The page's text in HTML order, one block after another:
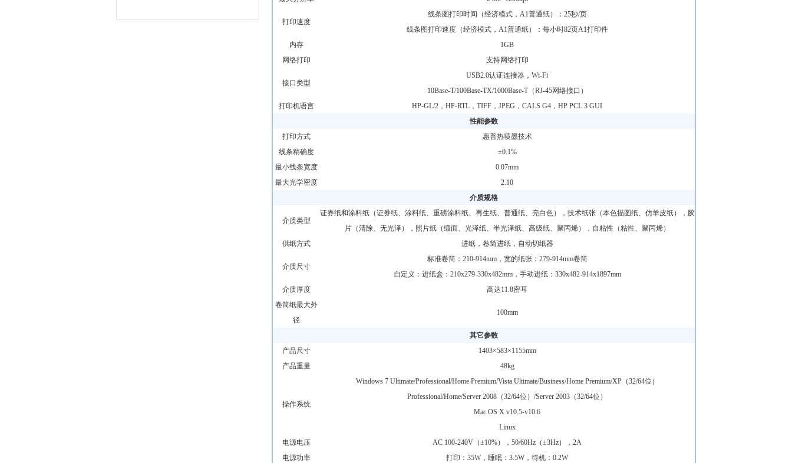
打印速度
线条图打印时间（经济模式，A1普通纸）：25秒/页
线条图打印速度（经济模式，A1普通纸）：每小时82页A1打印件
内存
1GB
网络打印
支持网络打印
接口类型
USB2.0认证连接器，Wi-Fi
10Base-T/100Base-TX/1000Base-T（RJ-45网络接口）
打印机语言
HP-GL/2，HP-RTL，TIFF，JPEG，CALS G4，HP PCL 3 GUI
性能参数
打印方式
惠普热喷墨技术
线条精确度
±0.1%
最小线条宽度
0.07mm
最大光学密度
2.10
介质规格
介质类型
证券纸和涂料纸（证券纸、涂料纸、重磅涂料纸、再生纸、普通纸、亮白色），技术纸张（本色描图纸、仿羊皮纸），胶
片（清除、无光泽），照片纸（缎面、光泽纸、半光泽纸、高级纸、聚丙烯），自粘性（粘性、聚丙烯）
供纸方式
进纸，卷筒进纸，自动切纸器
介质尺寸
标准卷筒：210-914mm，宽的纸张：279-914mm卷筒
自定义：进纸盒：210x279-330x482mm，手动进纸：330x482-914x1897mm
介质厚度
高达11.8密耳
卷筒纸最大外
径
100mm
其它参数
产品尺寸
1403×583×1155mm
产品重量
48kg
操作系统
Windows 7 Ultimate/Professional/Home Premium/Vista Ultimate/Business/Home Premium/XP（32/64位）
Professional/Home/Server 2008（32/64位）/Server 2003（32/64位）
Mac OS X v10.5-v10.6
Linux
电源电压
AC 100-240V（±10%），50/60Hz（±3Hz），2A
电源功率
打印：35W，睡眠：3.5W，待机：0.2W